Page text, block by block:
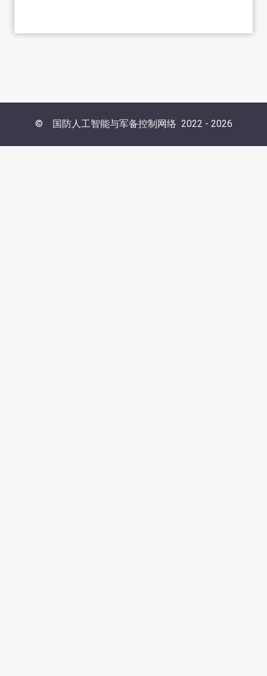
© 国防人工智能与军备控制网络 2022 - 2026